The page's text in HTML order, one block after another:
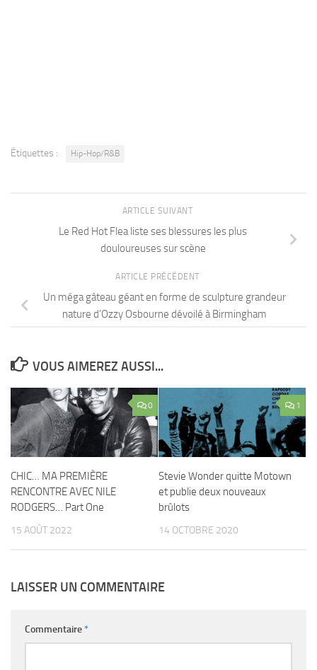
Étiquettes : Hip-Hop/R&B
ARTICLE SUIVANT
Le Red Hot Flea liste ses blessures les plus
douloureuses sur scène
ARTICLE PRÉCÉDENT
Un méga gâteau géant en forme de sculpture grandeur
nature d’Ozzy Osbourne dévoilé à Birmingham
VOUS AIMEREZ AUSSI...
0
CHIC… MA PREMIÈRE
RENCONTRE AVEC NILE
RODGERS… Part One
15 AOÛT 2022
1
Stevie Wonder quitte Motown
et publie deux nouveaux
brûlots
14 OCTOBRE 2020
LAISSER UN COMMENTAIRE
Commentaire*